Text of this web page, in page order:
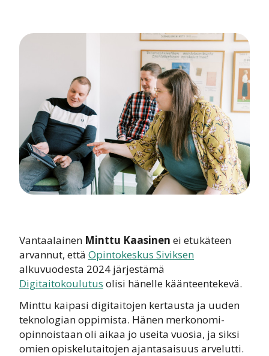
Vantaalainen Minttu Kaasinen ei etukäteen
arvannut, että Opintokeskus Siviksen
alkuvuodesta 2024 järjestämä
Digitaitokoulutus olisi hänelle käänteentekevä.
Minttu kaipasi digitaitojen kertausta ja uuden
teknologian oppimista. Hänen merkonomi-
opinnoistaan oli aikaa jo useita vuosia, ja siksi
omien opiskelutaitojen ajantasaisuus arvelutti.